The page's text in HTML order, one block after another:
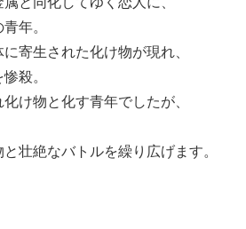
年。
寄生された化け物が現れ、
殺。
け物と化す青年でしたが、
壮絶なバトルを繰り広げます。